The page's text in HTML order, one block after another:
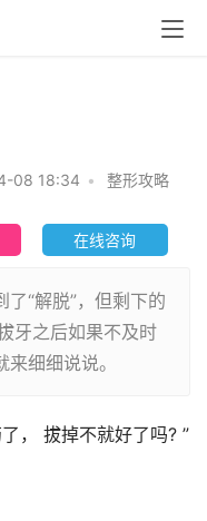
08 18:34 • 整形攻略
在线咨询
“解脱”，但剩下的
牙之后如果不及时
细细说说。
， 拔掉不就好了吗? ”